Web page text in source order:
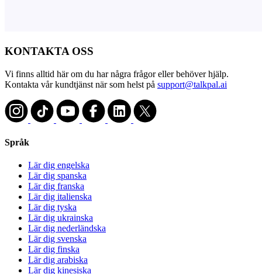
KONTAKTA OSS
Vi finns alltid här om du har några frågor eller behöver hjälp.
Kontakta vår kundtjänst när som helst på support@talkpal.ai
Språk
Lär dig engelska
Lär dig spanska
Lär dig franska
Lär dig italienska
Lär dig tyska
Lär dig ukrainska
Lär dig nederländska
Lär dig svenska
Lär dig finska
Lär dig arabiska
Lär dig kinesiska